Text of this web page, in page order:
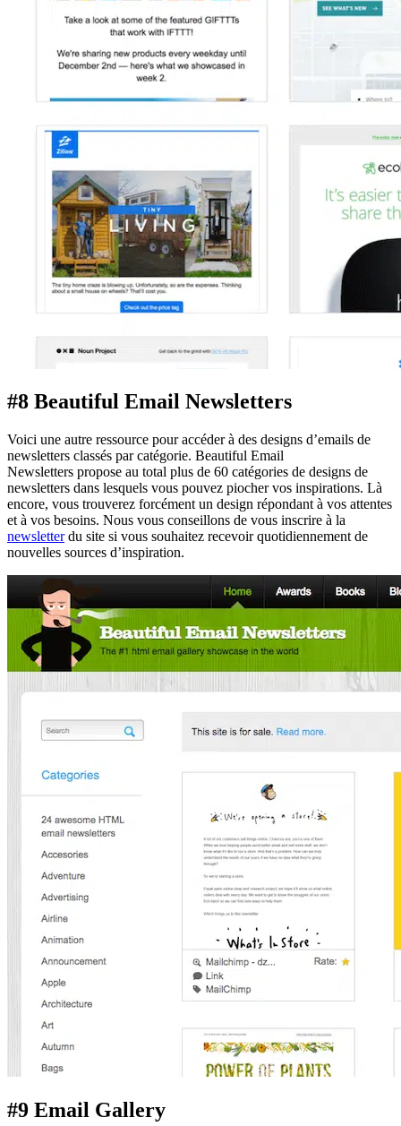
#8 Beautiful Email Newsletters
Voici une autre ressource pour accéder à des designs d’emails de
newsletters classés par catégorie. Beautiful Email
Newsletters propose au total plus de 60 catégories de designs de
newsletters dans lesquels vous pouvez piocher vos inspirations. Là
encore, vous trouverez forcément un design répondant à vos attentes
et à vos besoins. Nous vous conseillons de vous inscrire à la
newsletterdu site si vous souhaitez recevoir quotidiennement de
nouvelles sources d’inspiration.
#9 Email Gallery